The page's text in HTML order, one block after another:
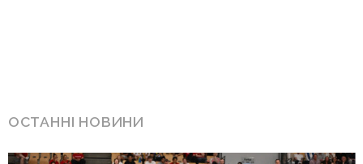
ОСТАННІ НОВИНИ